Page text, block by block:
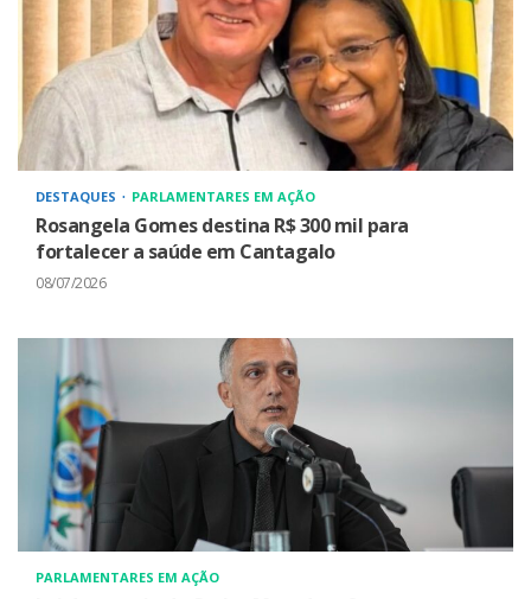
DESTAQUES PARLAMENTARES EM AÇÃO
Rosangela Gomes destina R$ 300 mil para
fortalecer a saúde em Cantagalo
08/07/2026
PARLAMENTARES EM AÇÃO